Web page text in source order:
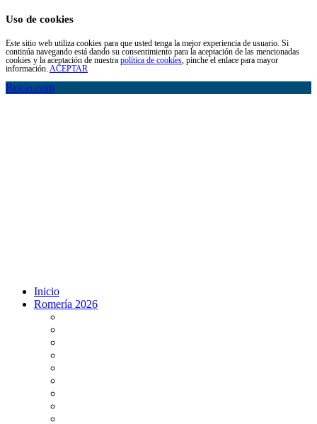
Uso de cookies
Este sitio web utiliza cookies para que usted tenga la mejor experiencia de usuario. Si
continúa navegando está dando su consentimiento para la aceptación de las mencionadas
cookies y la aceptación de nuestra política de cookies , pinche el enlace para mayor
información. ACEPTAR
Rocio.com
Inicio
Romería 2026